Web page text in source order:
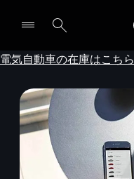
電気自動車の在庫はこちら